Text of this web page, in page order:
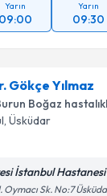
Yarın
09:00
Yarın
09:30
Gökçe Yılmaz
Boğaz
, Üsküdar
İstanbul Hastanesi
Oymacı Sk. No:7